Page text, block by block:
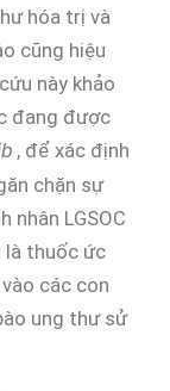
hóa trị và
cũng hiệu
này khảo
đang được
, để xác định
chặn sự
nhân LGSOC
là thuốc ức
các con
ung thư sử